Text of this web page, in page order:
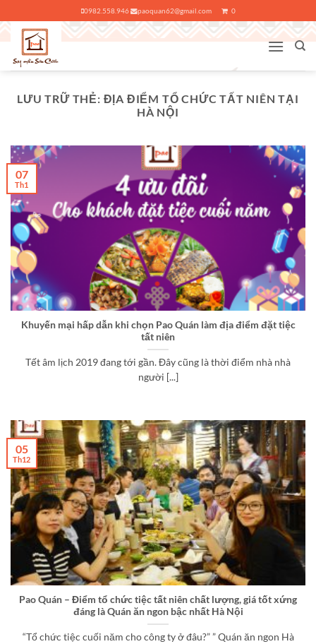
qua
nội
dung
0982.558.946 paoquan62@gmail.com 0
LƯU TRỮ THẺ: ĐỊA ĐIỂM TỔ CHỨC TẤT NIÊN TẠI
HÀ NỘI
Khuyến mại hấp dẫn khi chọn Pao Quán làm địa điểm đặt tiệc
tất niên
Tết âm lịch 2019 đang tới gần. Đây cũng là thời điểm nhà nhà
người [...]
07
Th1
Pao Quán – Điểm tổ chức tiệc tất niên chất lượng, giá tốt xứng
đáng là Quán ăn ngon bậc nhất Hà Nội
“Tổ chức tiệc cuối năm cho công ty ở đâu?” ” Quán ăn ngon Hà
05
Th12